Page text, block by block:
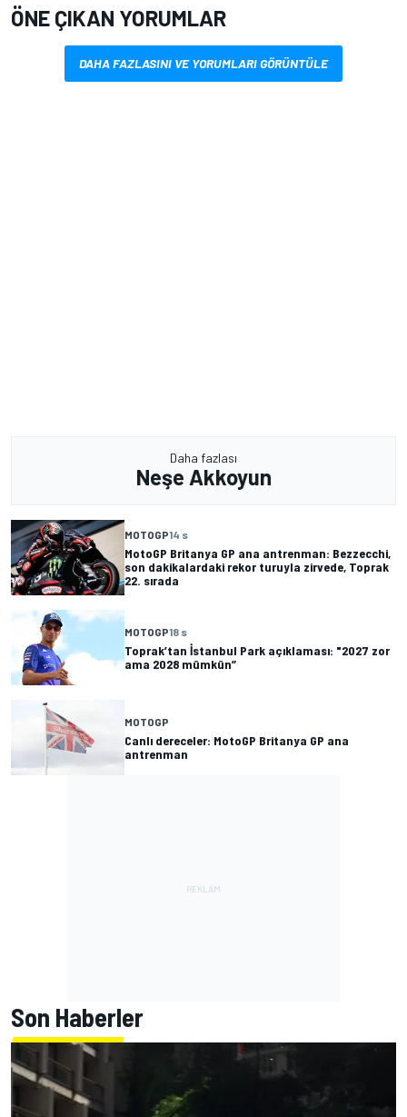
ÖNE ÇIKAN YORUMLAR
DAHA FAZLASINI VE YORUMLARI GÖRÜNTÜLE
Daha fazlası
Neşe Akkoyun
MOTOGP14 s
MotoGP Britanya GP ana antrenman: Bezzecchi,
son dakikalardaki rekor turuyla zirvede, Toprak
22. sırada
MOTOGP18 s
Toprak’tan İstanbul Park açıklaması: "2027 zor
ama 2028 mümkün”
MOTOGP
Canlı dereceler: MotoGP Britanya GP ana
antrenman
Son Haberler